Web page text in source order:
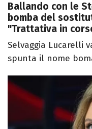
Ballando con le
bomba del
"Trattativa in
Selvaggia Lucarelli
spunta il nome